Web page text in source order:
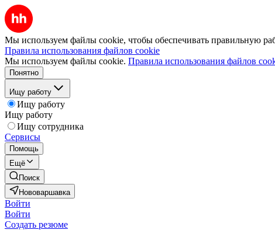
Мы используем файлы cookie, чтобы обеспечивать правильную
Правила использования файлов cookie
Мы используем файлы cookie. Правила использования файлов
Понятно
Ищу работу
Ищу работу
Ищу работу
Ищу сотрудника
Сервисы
Помощь
Ещё
Поиск
Нововаршавка
Войти
Войти
Создать резюме